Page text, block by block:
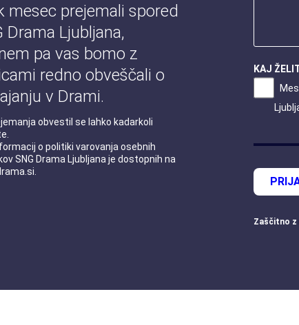
mesec prejemali spored
Drama Ljubljana,
pa vas bomo z
redno obveščali o
v Drami.
obvestil se lahko kadarkoli
o politiki varovanja osebnih
SNG Drama Ljubljana je dostopnih na
KAJ
Zaščitno z